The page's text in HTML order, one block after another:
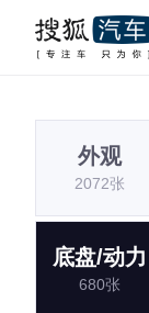
外观
2072张
底盘/动力
680张